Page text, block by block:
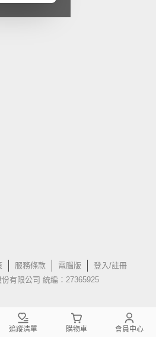
服務條款 電腦版
登入/註冊
有限公司 統編：27365925
追蹤清單 購物車 會員中心